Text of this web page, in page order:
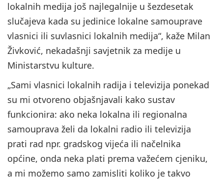
lokalnih medija još najlegalnije u šezdesetak
slučajeva kada su jedinice lokalne samouprave
vlasnici ili suvlasnici lokalnih medija“, kaže Milan
Živković, nekadašnji savjetnik za medije u
Ministarstvu kulture.
„Sami vlasnici lokalnih radija i televizija ponekad
su mi otvoreno objašnjavali kako sustav
funkcionira: ako neka lokalna ili regionalna
samouprava želi da lokalni radio ili televizija
prati rad npr. gradskog vijeća ili načelnika
općine, onda neka plati prema važećem cjeniku,
a mi možemo samo zamisliti koliko je takvo